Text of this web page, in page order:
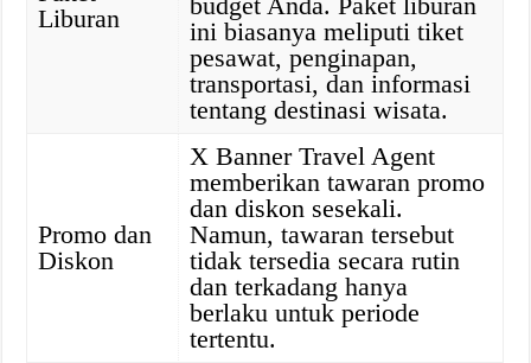
Liburan
ini biasanya meliputi tiket
pesawat, penginapan,
transportasi, dan informasi
tentang destinasi wisata.
Promo dan
Diskon
X Banner Travel Agent
memberikan tawaran promo
dan diskon sesekali.
Namun, tawaran tersebut
tidak tersedia secara rutin
dan terkadang hanya
berlaku untuk periode
tertentu.